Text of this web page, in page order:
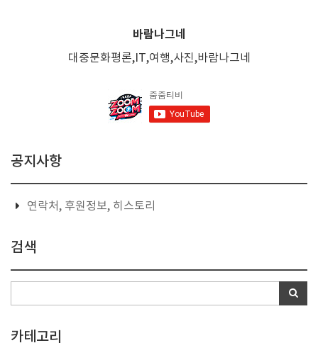
바람나그네
대중문화평론,IT,여행,사진,바람나그네
공지사항
연락처, 후원정보, 히스토리
검색
카테고리